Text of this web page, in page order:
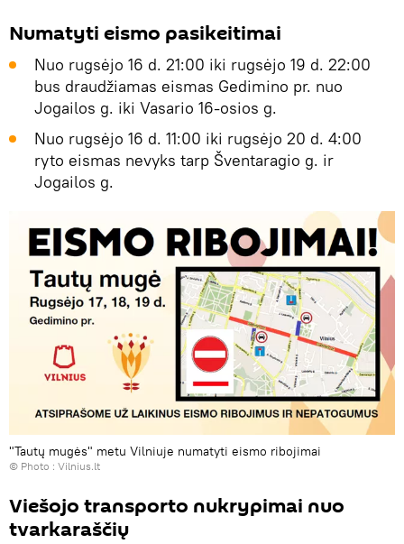
Numatyti eismo pasikeitimai
Nuo rugsėjo 16 d. 21:00 iki rugsėjo 19 d. 22:00
bus draudžiamas eismas Gedimino pr. nuo
Jogailos g. iki Vasario 16-osios g.
Nuo rugsėjo 16 d. 11:00 iki rugsėjo 20 d. 4:00
ryto eismas nevyks tarp Šventaragio g. ir
Jogailos g.
"Tautų mugės" metu Vilniuje numatyti eismo ribojimai
© Photo : Vilnius.lt
Viešojo transporto nukrypimai nuo
tvarkaraščių